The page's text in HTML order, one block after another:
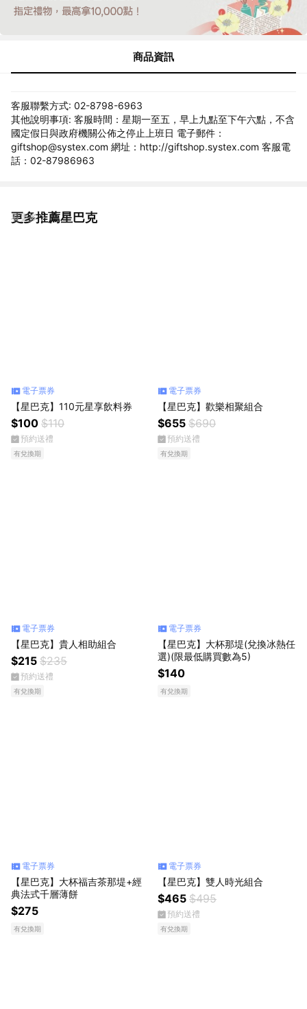
商品資訊
客服聯繫方式: 02-8798-6963
其他說明事項: 客服時間：星期一至五，早上九點至下午六點，不含
國定假日與政府機關公佈之停止上班日 電子郵件：
giftshop@systex.com 網址：http://giftshop.systex.com 客服電
話：02-87986963
更多推薦星巴克
看更多
電子票券
【星巴克】110元星享飲料券
$100 $110
預約送禮
有兌換期
電子票券
【星巴克】歡樂相聚組合
$655 $690
預約送禮
有兌換期
電子票券
【星巴克】貴人相助組合
$215 $235
預約送禮
有兌換期
電子票券
【星巴克】大杯那堤(兌換冰熱任
選)(限最低購買數為5)
$140
有兌換期
電子票券
【星巴克】大杯福吉茶那堤+經
典法式千層薄餅
$275
有兌換期
電子票券
【星巴克】雙人時光組合
$465 $495
預約送禮
有兌換期